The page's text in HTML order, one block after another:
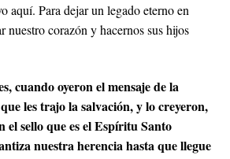
aquí. Para dejar un legado eterno en
nuestro corazón y hacernos sus hijos
cuando oyeron el mensaje de la
les trajo la salvación, y lo creyeron,
el sello que es el Espíritu Santo
nuestra herencia hasta que llegue